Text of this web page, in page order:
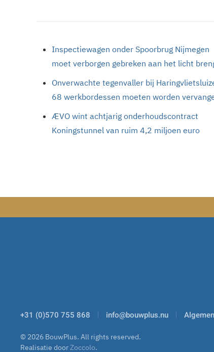
Inspectiewagen onder Spoorbrug Nijmegen
moet verborgen gebreken aan het licht
Onverwachte tegenvaller bij
68 werkbordessen moeten worden
ÆVO wint achtjarig onderhoudscontract
Koningstunnel van ruim 4,2 miljoen euro
+31 (0)570 755 868 info@bouwplus.nu
© 2026 BouwPlus. All rights reserved.
Realisatie door Zoccolo.